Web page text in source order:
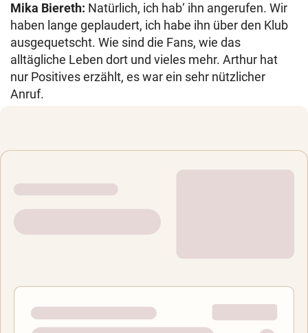
Mika Biereth: Natürlich, ich hab‘ ihn angerufen. Wir
haben lange geplaudert, ich habe ihn über den Klub
ausgequetscht. Wie sind die Fans, wie das
alltägliche Leben dort und vieles mehr. Arthur hat
nur Positives erzählt, es war ein sehr nützlicher
Anruf.